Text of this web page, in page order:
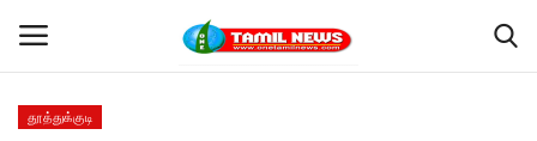
தூத்துக்குடி